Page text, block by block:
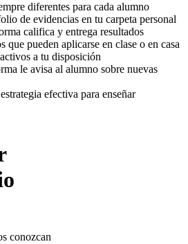
diferentes para cada alumno
de evidencias en tu carpeta personal
califica y entrega resultados
que pueden aplicarse en clase o en casa
a tu disposición
le avisa al alumno sobre nuevas
efectiva para enseñar
conozcan